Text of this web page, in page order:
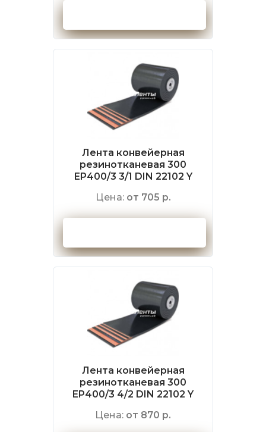
Лента конвейерная
резинотканевая 300
EP400/3 3/1 DIN 22102 Y
Цена: от 705 р.
Лента конвейерная
резинотканевая 300
EP400/3 4/2 DIN 22102 Y
Цена: от 870 р.